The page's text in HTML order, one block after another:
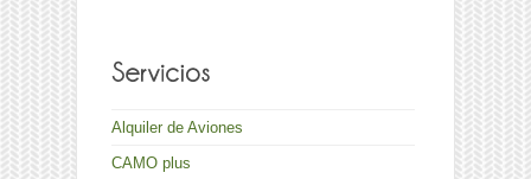
Alquiler de Aviones
CAMO plus